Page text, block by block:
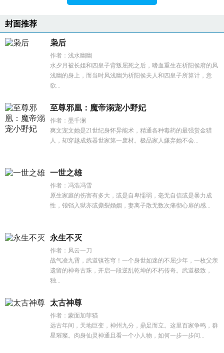
封面推荐
枭后
作者：浅水幽幽
水夕月被长姐和四皇子背叛屈死之后，嗜血重生在祈阳侯府的风
浅幽的身上，而当时风浅幽为祈阳侯夫人和四皇子所算计，意
欲...
至尊邪凰：魔帝溺宠小野妃
作者：墨千澜
爽文宠文她是21世纪身怀异能术，精通各种毒药的最强赏金猎
人，却穿越成炼器世家第一废材。极品家人嫌弃她不会...
一世之雄
作者：冯浩冯雪
原生家庭的伤害有多大，或是自卑懦弱，毫无自信或是暴力成
性，锒铛入狱亦或撕裂婚姻，妻离子散无数次痛彻心扉的感...
永生不灭
作者：风云一刀
战气凌九霄，武道镇苍穹！一个身世如迷的不屈少年，一枚父亲
遗留的神奇古珠，开启一段逆乱乾坤的不朽传奇。武道极致，
独...
太古神尊
作者：蒙面加菲猫
远古年间，天地巨变，神州九分，鼎足而立。这里百家争鸣，群
星璀璨。肉身仙灵神通且看一个小人物，如何一步一步问...